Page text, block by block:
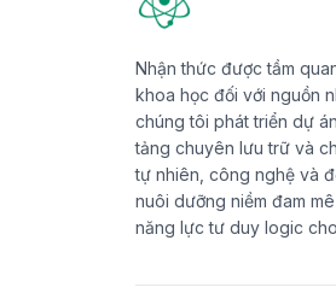
Nhận thức được tầm
khoa học đối với nguồn
chúng tôi phát triển dự
tảng chuyên lưu trữ và
tự nhiên, công nghệ và
nuôi dưỡng niềm đam
năng lực tư duy logic